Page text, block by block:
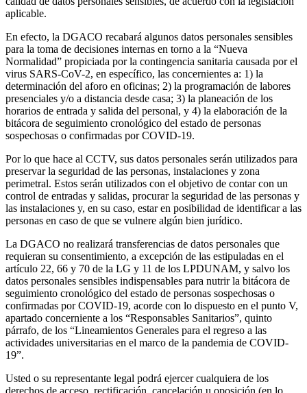
aplicable.
En efecto, la DGACO recabará algunos datos personales sensibles
para la toma de decisiones internas en torno a la “Nueva
Normalidad” propiciada por la contingencia sanitaria causada por el
virus SARS-CoV-2, en específico, las concernientes a: 1) la
determinación del aforo en oficinas; 2) la programación de labores
presenciales y/o a distancia desde casa; 3) la planeación de los
horarios de entrada y salida del personal, y 4) la elaboración de la
bitácora de seguimiento cronológico del estado de personas
sospechosas o confirmadas por COVID-19.
Por lo que hace al CCTV, sus datos personales serán utilizados para
preservar la seguridad de las personas, instalaciones y zona
perimetral. Estos serán utilizados con el objetivo de contar con un
control de entradas y salidas, procurar la seguridad de las personas y
las instalaciones y, en su caso, estar en posibilidad de identificar a las
personas en caso de que se vulnere algún bien jurídico.
La DGACO no realizará transferencias de datos personales que
requieran su consentimiento, a excepción de las estipuladas en el
artículo 22, 66 y 70 de la LG y 11 de los LPDUNAM, y salvo los
datos personales sensibles indispensables para nutrir la bitácora de
seguimiento cronológico del estado de personas sospechosas o
confirmadas por COVID-19, acorde con lo dispuesto en el punto V,
apartado concerniente a los “Responsables Sanitarios”, quinto
párrafo, de los “Lineamientos Generales para el regreso a las
actividades universitarias en el marco de la pandemia de COVID-
19”.
Usted o su representante legal podrá ejercer cualquiera de los